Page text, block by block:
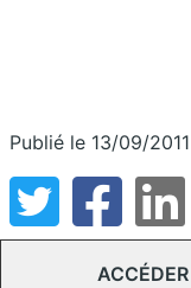
Publié le 13/09/